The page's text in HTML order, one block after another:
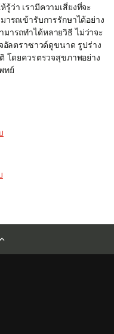
ว่า เรามีความเสี่ยงที่จะ
รถเข้ารับการรักษาได้อย่าง
ารถทำได้หลายวิธี ไม่ว่าจะ
อัลตราซาวด์ดูขนาด รูปร่าง
โดยควรตรวจสุขภาพอย่าง
ทย์